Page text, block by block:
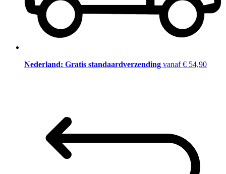
Nederland: Gratis standaardverzending vanaf € 54,90